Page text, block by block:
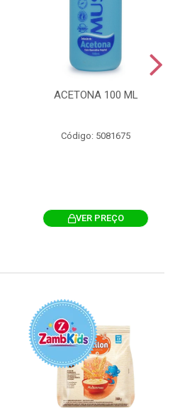
ACETONA 100 ML
Código: 5081675
VER PREÇO